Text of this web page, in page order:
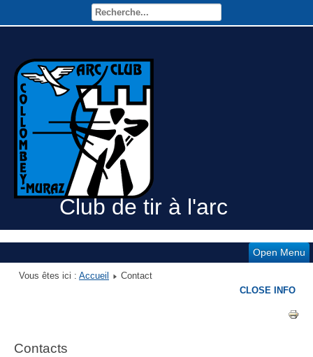
Club de tir à l'arc
Open Menu
Vous êtes ici : Accueil Contact
Contacts
CLOSE INFO